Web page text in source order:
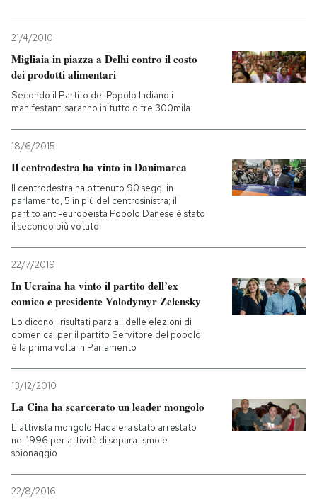
21/4/2010
Migliaia in piazza a Delhi contro il costo
dei prodotti alimentari
Secondo il Partito del Popolo Indiano i
manifestanti saranno in tutto oltre 300mila
18/6/2015
Il centrodestra ha vinto in Danimarca
Il centrodestra ha ottenuto 90 seggi in
parlamento, 5 in più del centrosinistra; il
partito anti-europeista Popolo Danese è stato
il secondo più votato
22/7/2019
In Ucraina ha vinto il partito dell’ex
comico e presidente Volodymyr Zelensky
Lo dicono i risultati parziali delle elezioni di
domenica: per il partito Servitore del popolo
è la prima volta in Parlamento
13/12/2010
La Cina ha scarcerato un leader mongolo
L'attivista mongolo Hada era stato arrestato
nel 1996 per attività di separatismo e
spionaggio
22/8/2016